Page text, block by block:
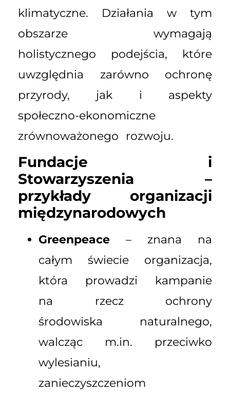
klimatyczne. Działania w tym
obszarze wymagają
holistycznego podejścia, które
uwzględnia zarówno ochronę
przyrody, jak i aspekty
społeczno-ekonomiczne
zrównoważonego rozwoju.
Fundacje i
Stowarzyszenia –
przykłady organizacji
międzynarodowych
Greenpeace – znana na
całym świecie organizacja,
która prowadzi kampanie
na rzecz ochrony
środowiska naturalnego,
walcząc m.in. przeciwko
wylesianiu,
zanieczyszczeniom